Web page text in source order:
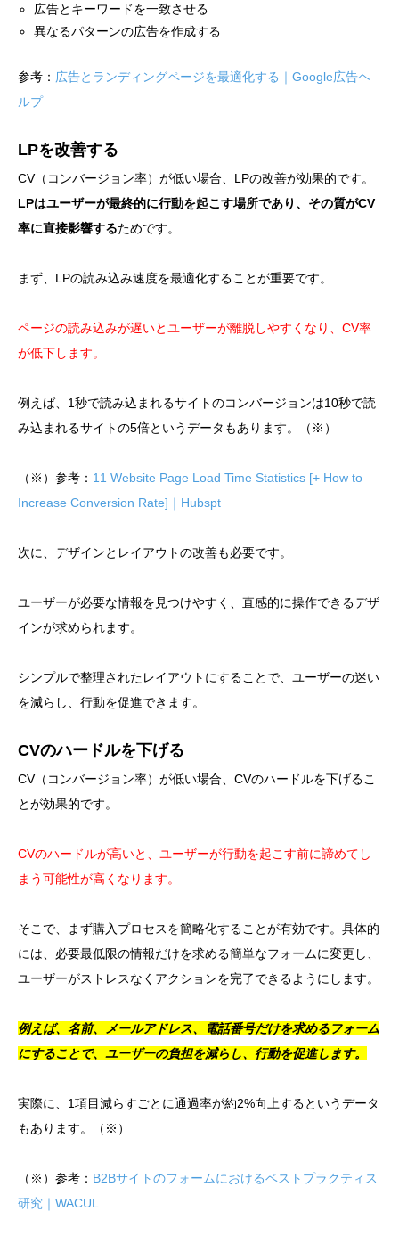
広告とキーワードを一致させる
異なるパターンの広告を作成する
参考： 広告とランディングページを最適化する｜Google広告ヘ
ルプ
LPを改善する
CV（コンバージョン率）が低い場合、LPの改善が効果的です。
LPはユーザーが最終的に行動を起こす場所であり、その質がCV
率に直接影響するためです。
まず、LPの読み込み速度を最適化することが重要です。
ページの読み込みが遅いとユーザーが離脱しやすくなり、CV率
が低下します。
例えば、1秒で読み込まれるサイトのコンバージョンは10秒で読
み込まれるサイトの5倍というデータもあります。（※）
（※）参考： 11 Website Page Load Time Statistics [+ How to
Increase Conversion Rate]｜Hubspt
次に、デザインとレイアウトの改善も必要です。
ユーザーが必要な情報を見つけやすく、直感的に操作できるデザ
インが求められます。
シンプルで整理されたレイアウトにすることで、ユーザーの迷い
を減らし、行動を促進できます。
CVのハードルを下げる
CV（コンバージョン率）が低い場合、CVのハードルを下げるこ
とが効果的です。
CVのハードルが高いと、ユーザーが行動を起こす前に諦めてし
まう可能性が高くなります。
そこで、まず購入プロセスを簡略化することが有効です。具体的
には、必要最低限の情報だけを求める簡単なフォームに変更し、
ユーザーがストレスなくアクションを完了できるようにします。
例えば、名前、メールアドレス、電話番号だけを求めるフォーム
にすることで、ユーザーの負担を減らし、行動を促進します。
実際に、 1項目減らすごとに通過率が約2%向上するというデータ
もあります。
（※）
（※）参考： B2Bサイトのフォームにおけるベストプラクティス
研究｜WACUL